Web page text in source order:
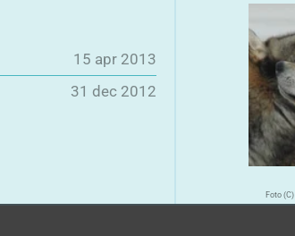
15 apr 2013
31 dec 2012
Foto (C)